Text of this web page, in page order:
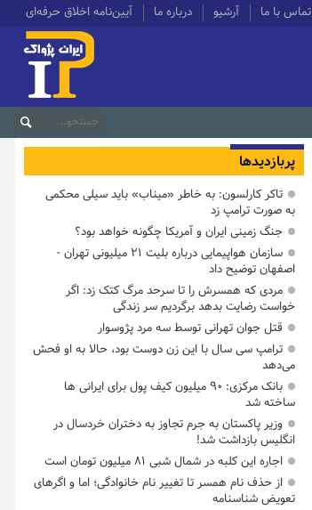
تماس با ما آرشیو درباره ما آیین‌نامه اخلاق حرفه‌ای
پربازدیدها
تاکر کارلسون: به خاطر «میناب» باید سیلی محکمی
به صورت ترامپ زد
جنگ زمینی ایران و آمریکا چگونه خواهد بود؟
سازمان هواپیمایی درباره بلیت ۲۱ میلیونی تهران -
اصفهان توضیح داد
مردی که همسرش را تا سرحد مرگ کتک زد: اگر
خواست رضایت بدهد برگردیم سر زندگی
قتل جوان تهرانی توسط سه مرد پژوسوار
ترامپ سی سال با این زن دوست بود، حالا به او فحش
می‌دهد
بانک مرکزی: ۹۰ میلیون کیف پول برای ایرانی ها
ساخته شد
وزیر پاکستان به جرم تجاوز به دختران خردسال در
انگلیس بازداشت شد!
اجاره این کلبه در شمال شبی ۸۱ میلیون تومان است
از حذف نام همسر تا تغییر نام خانوادگی؛ اما و اگرهای
تعویض شناسنامه